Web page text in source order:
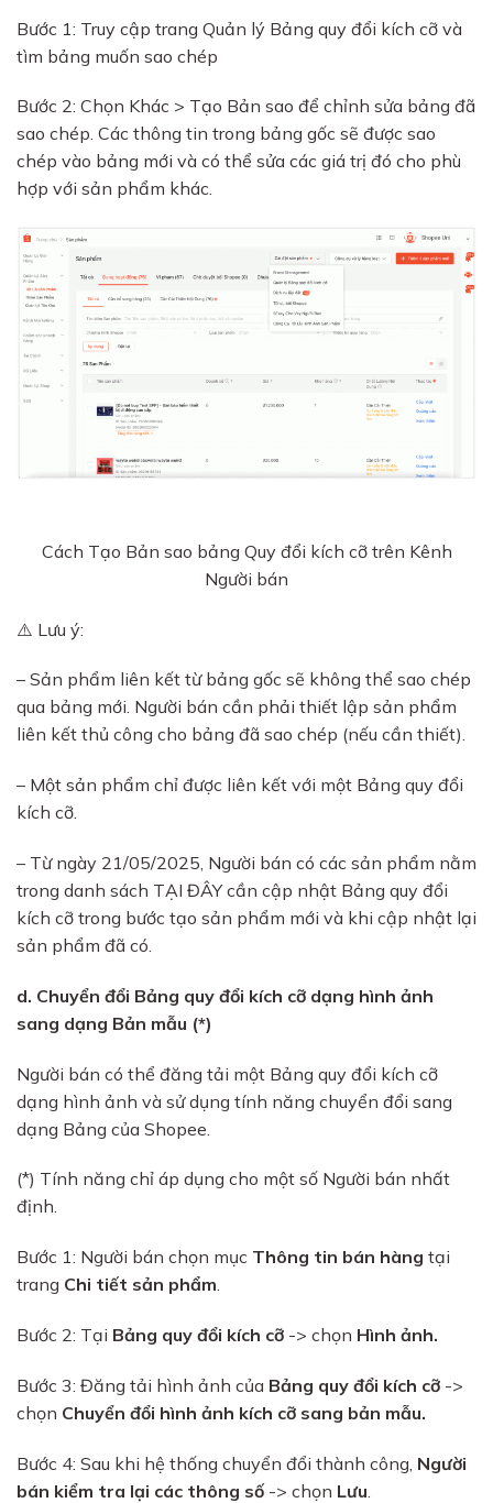
Bước 1: Truy cập trang Quản lý Bảng quy đổi kích cỡ và
tìm bảng muốn sao chép
Bước 2: Chọn Khác > Tạo Bản sao để chỉnh sửa bảng đã
sao chép. Các thông tin trong bảng gốc sẽ được sao
chép vào bảng mới và có thể sửa các giá trị đó cho phù
hợp với sản phẩm khác.
Cách Tạo Bản sao bảng Quy đổi kích cỡ trên Kênh
Người bán
⚠️ Lưu ý:
– Sản phẩm liên kết từ bảng gốc sẽ không thể sao chép
qua bảng mới. Người bán cần phải thiết lập sản phẩm
liên kết thủ công cho bảng đã sao chép (nếu cần thiết).
– Một sản phẩm chỉ được liên kết với một Bảng quy đổi
kích cỡ.
– Từ ngày 21/05/2025, Người bán có các sản phẩm nằm
trong danh sách TẠI ĐÂY cần cập nhật Bảng quy đổi
kích cỡ trong bước tạo sản phẩm mới và khi cập nhật lại
sản phẩm đã có.
d. Chuyển đổi Bảng quy đổi kích cỡ dạng hình ảnh
sang dạng Bản mẫu (*)
Người bán có thể đăng tải một Bảng quy đổi kích cỡ
dạng hình ảnh và sử dụng tính năng chuyển đổi sang
dạng Bảng của Shopee.
(*) Tính năng chỉ áp dụng cho một số Người bán nhất
định.
Bước 1: Người bán chọn mục Thông tin bán hàng tại
trang Chi tiết sản phẩm.
Bước 2: Tại Bảng quy đổi kích cỡ -> chọn Hình ảnh.
Bước 3: Đăng tải hình ảnh của Bảng quy đổi kích cỡ ->
chọn Chuyển đổi hình ảnh kích cỡ sang bản mẫu.
Bước 4: Sau khi hệ thống chuyển đổi thành công, Người
bán kiểm tra lại các thông số-> chọn Lưu